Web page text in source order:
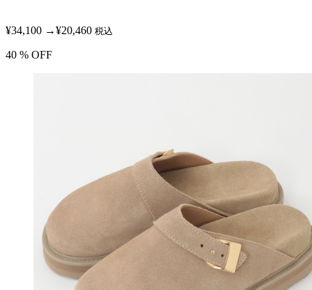
¥34,100 →¥20,460 税込
40 % OFF